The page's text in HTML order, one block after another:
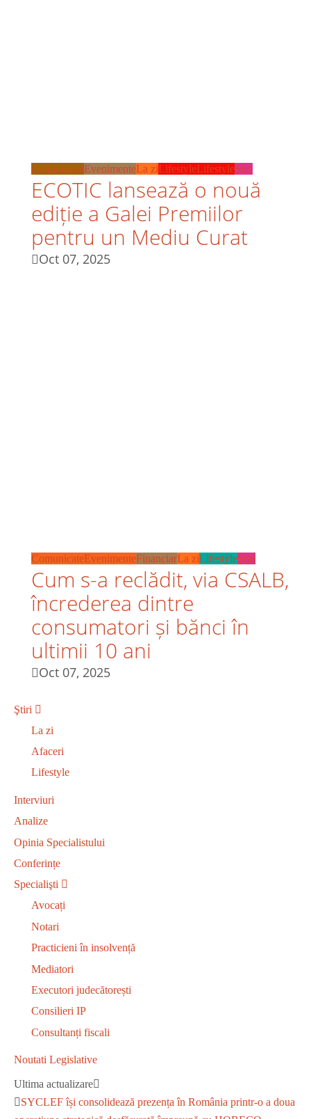
ComunicateEvenimenteLa ziLifestyleLifestyleŞtiri
ECOTIC lansează o nouă
ediție a Galei Premiilor
pentru un Mediu Curat
Oct 07, 2025
ComunicateEvenimenteFinanciarLa ziLifestyleŞtiri
Cum s-a reclădit, via CSALB,
încrederea dintre
consumatori și bănci în
ultimii 10 ani
Oct 07, 2025
Ştiri
La zi
Afaceri
Lifestyle
Interviuri
Analize
Opinia Specialistului
Conferințe
Specialişti
Avocați
Notari
Practicieni în insolvență
Mediatori
Executori judecătorești
Consilieri IP
Consultanți fiscali
Noutati Legislative
Ultima actualizare
SYCLEF își consolidează prezența în România printr-o a doua